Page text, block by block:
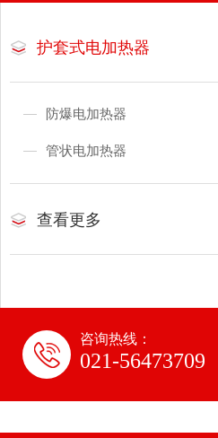
护套式电加热器
防爆电加热器
管状电加热器
查看更多
咨询热线：
021-56473709